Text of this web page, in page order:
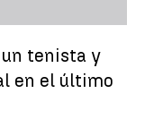
tenista y
en el último